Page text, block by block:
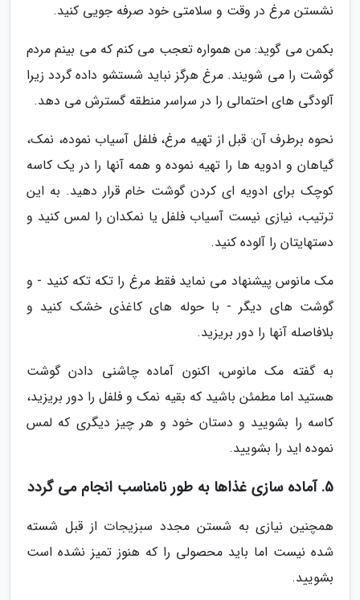
نشستن مرغ در وقت و سلامتی خود صرفه جویی کنید.
بکمن می گوید: من همواره تعجب می کنم که می بینم مردم
گوشت را می شویند. مرغ هرگز نباید شستشو داده گردد زیرا
آلودگی های احتمالی را در سراسر منطقه گسترش می دهد.
نحوه برطرف آن: قبل از تهیه مرغ، فلفل آسیاب نموده، نمک،
گیاهان و ادویه ها را تهیه نموده و همه آنها را در یک کاسه
کوچک برای ادویه ای کردن گوشت خام قرار دهید. به این
ترتیب، نیازی نیست آسیاب فلفل یا نمکدان را لمس کنید و
دستهایتان را آلوده کنید.
مک مانوس پیشنهاد می نماید فقط مرغ را تکه تکه کنید - و
گوشت های دیگر - با حوله های کاغذی خشک کنید و
بلافاصله آنها را دور بریزید.
به گفته مک مانوس، اکنون آماده چاشنی دادن گوشت
هستید اما مطمئن باشید که بقیه نمک و فلفل را دور بریزید،
کاسه را بشویید و دستان خود و هر چیز دیگری که لمس
نموده اید را بشویید.
5. آماده سازی غذاها به طور نامناسب انجام می گردد
همچنین نیازی به شستن مجدد سبزیجات از قبل شسته
شده نیست اما باید محصولی را که هنوز تمیز نشده است
بشویید.